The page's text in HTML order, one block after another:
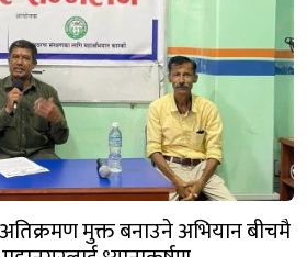
मुक्त बनाउने अभियान बीचमै